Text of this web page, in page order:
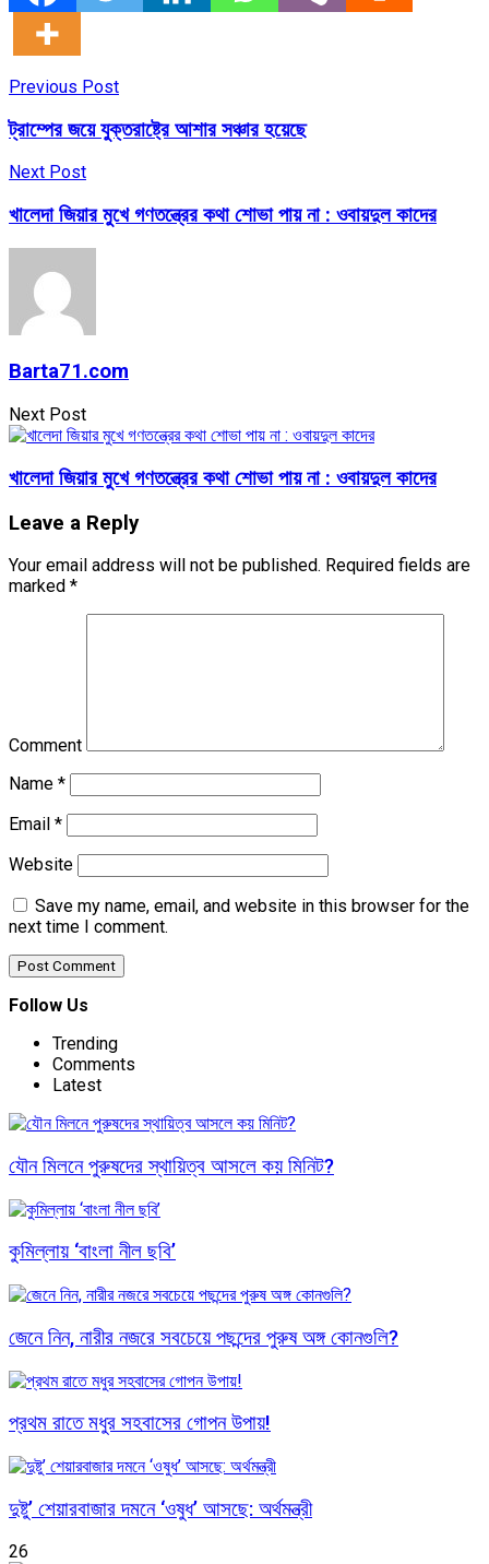
Previous Post
ট্রাম্পের জয়ে যুক্তরাষ্ট্রে আশার সঞ্চার হয়েছে
Next Post
খালেদা জিয়ার মুখে গণতন্ত্রের কথা শোভা পায় না : ওবায়দুল কাদের
Barta71.com
Next Post
খালেদা জিয়ার মুখে গণতন্ত্রের কথা শোভা পায় না : ওবায়দুল কাদের
Leave a Reply
Your email address will not be published. Required fields are
marked *
Comment
Name *
Email *
Website
Save my name, email, and website in this browser for the
next time I comment.
Follow Us
Trending
Comments
Latest
যৌন মিলনে পুরুষদের স্থায়িত্ব আসলে কয় মিনিট?
কুমিল্লায় ‘বাংলা নীল ছবি’
জেনে নিন, নারীর নজরে সবচেয়ে পছন্দের পুরুষ অঙ্গ কোনগুলি?
প্রথম রাতে মধুর সহবাসের গোপন উপায়!
দুষ্টু’ শেয়ারবাজার দমনে ‘ওষুধ’ আসছে: অর্থমন্ত্রী
26